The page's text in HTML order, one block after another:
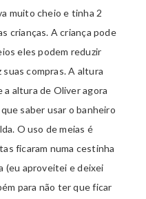
muito cheio e tinha 2
crianças. A criança pode
eles podem reduzir
compras. A altura
a altura de Oliver agora
saber usar o banheiro
O uso de meias é
ficaram numa cestinha
(eu aproveitei e deixei
para não ter que ficar